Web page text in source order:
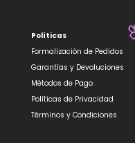
Políticas
Formalización de Pedidos
Garantías y Devoluciones
Métodos de Pago
Políticas de Privacidad
Términos y Condiciones